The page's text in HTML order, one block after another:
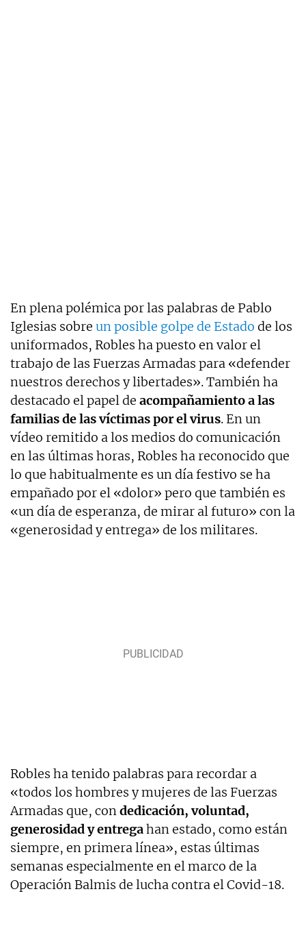
En plena polémica por las palabras de Pablo
Iglesias sobre un posible golpe de Estado de los
uniformados, Robles ha puesto en valor el
trabajo de las Fuerzas Armadas para «defender
nuestros derechos y libertades». También ha
destacado el papel de acompañamiento a las
familias de las víctimas por el virus. En un
vídeo remitido a los medios do comunicación
en las últimas horas, Robles ha reconocido que
lo que habitualmente es un día festivo se ha
empañado por el «dolor» pero que también es
«un día de esperanza, de mirar al futuro» con la
«generosidad y entrega» de los militares.
Robles ha tenido palabras para recordar a
«todos los hombres y mujeres de las Fuerzas
Armadas que, condedicación, voluntad,
generosidad y entregahan estado, como están
siempre, en primera línea», estas últimas
semanas especialmente en el marco de la
Operación Balmis de lucha contra el Covid-18.